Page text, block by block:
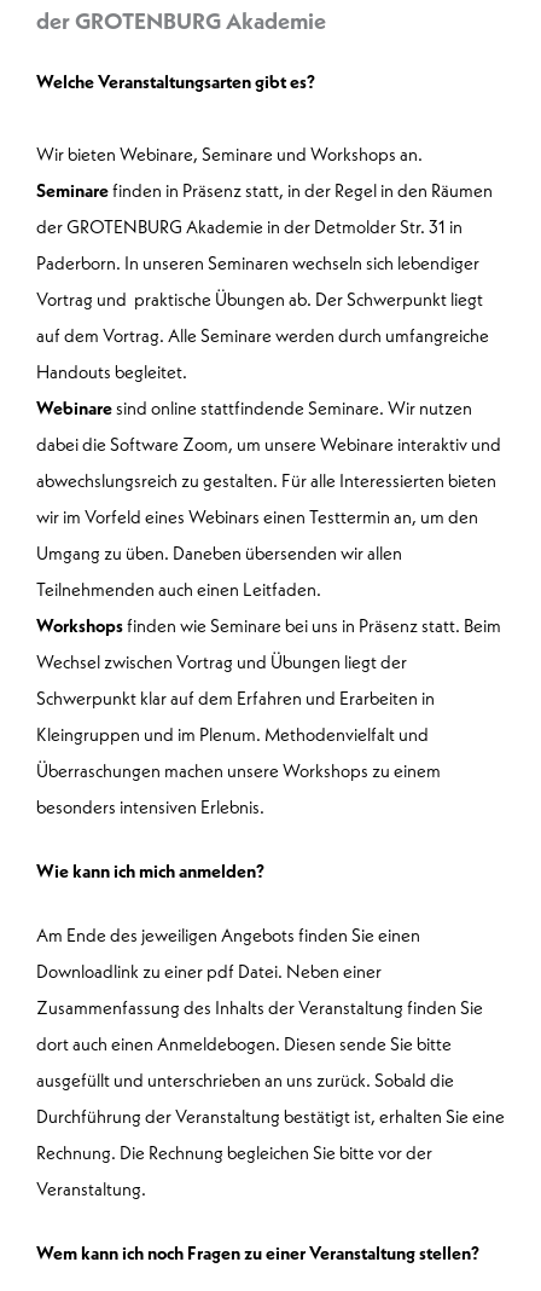
der GROTENBURG Akademie
Welche Veranstaltungsarten gibt es?
Wir bieten Webinare, Seminare und Workshops an.
Seminarefinden in Präsenz statt, in der Regel in den Räumen
der GROTENBURG Akademie in der Detmolder Str. 31 in
Paderborn. In unseren Seminaren wechseln sich lebendiger
Vortrag und praktische Übungen ab. Der Schwerpunkt liegt
auf dem Vortrag. Alle Seminare werden durch umfangreiche
Handouts begleitet.
Webinaresind online stattfindende Seminare. Wir nutzen
dabei die Software Zoom, um unsere Webinare interaktiv und
abwechslungsreich zu gestalten. Für alle Interessierten bieten
wir im Vorfeld eines Webinars einen Testtermin an, um den
Umgang zu üben. Daneben übersenden wir allen
Teilnehmenden auch einen Leitfaden.
Workshopsfinden wie Seminare bei uns in Präsenz statt. Beim
Wechsel zwischen Vortrag und Übungen liegt der
Schwerpunkt klar auf dem Erfahren und Erarbeiten in
Kleingruppen und im Plenum. Methodenvielfalt und
Überraschungen machen unsere Workshops zu einem
besonders intensiven Erlebnis.
Wie kann ich mich anmelden?
Am Ende des jeweiligen Angebots finden Sie einen
Downloadlink zu einer pdf Datei. Neben einer
Zusammenfassung des Inhalts der Veranstaltung finden Sie
dort auch einen Anmeldebogen. Diesen sende Sie bitte
ausgefüllt und unterschrieben an uns zurück. Sobald die
Durchführung der Veranstaltung bestätigt ist, erhalten Sie eine
Rechnung. Die Rechnung begleichen Sie bitte vor der
Veranstaltung.
Wem kann ich noch Fragen zu einer Veranstaltung stellen?